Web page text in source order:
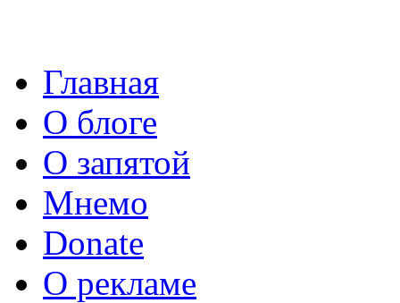
Главная
О блоге
О запятой
Мнемо
Donate
О рекламе